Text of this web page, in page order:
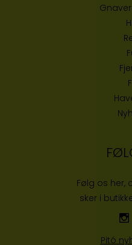
Følg os her,
sker i
Pitó